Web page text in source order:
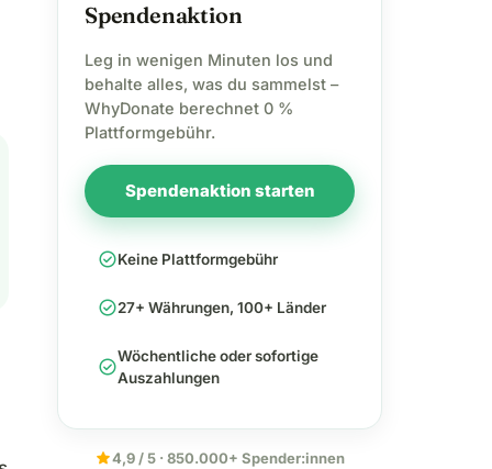
Spendenaktion
Leg in wenigen Minuten los und
behalte alles, was du sammelst –
WhyDonate berechnet 0 %
Plattformgebühr.
Spendenaktion starten
check_circleKeine Plattformgebühr
check_circle27+ Währungen, 100+ Länder
check_circleWöchentliche oder sofortige
Auszahlungen
star4,9 / 5 · 850.000+ Spender:innen